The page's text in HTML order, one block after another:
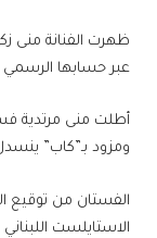
ظهرت الفنانة منى
عبر حسابها الرسمي
أطلت منى مرتدية
ومزود بـ”كاب”
الفستان من توقيع
الاستايلست